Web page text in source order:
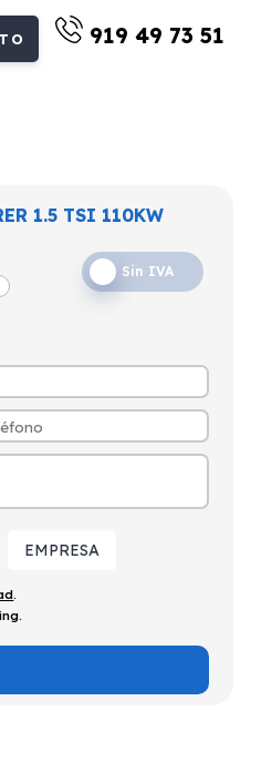
919 49 73 51
1.5 TSI 110KW
Sin IVA
EMPRESA
.